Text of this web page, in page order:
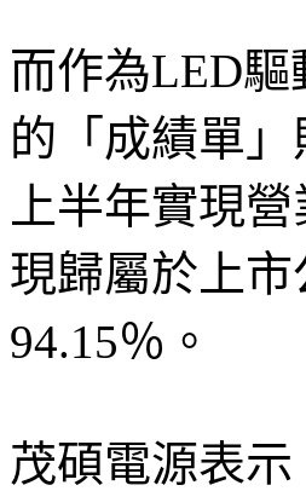
而作為LED
的「成績單
上半年實現
現歸屬於上
94.15％。
茂碩電源表